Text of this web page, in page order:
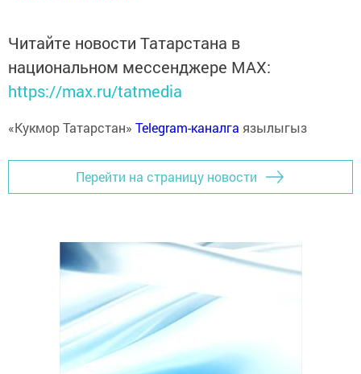
Читайте новости Татарстана в
национальном мессенджере MАХ:
https://max.ru/tatmedia
«Кукмор Татарстан» Telegram-каналга язылыгыз
Перейти на страницу новости